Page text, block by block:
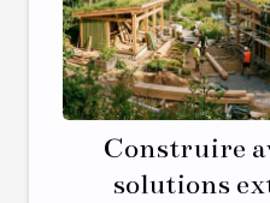
Construire
solutions